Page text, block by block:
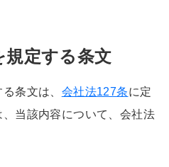
規定する条文
条文は、 会社法127条に定
当該内容について、会社法